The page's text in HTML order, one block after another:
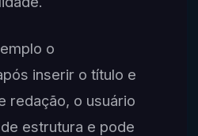
o
inserir o título e
redação, o usuário
estrutura e pode